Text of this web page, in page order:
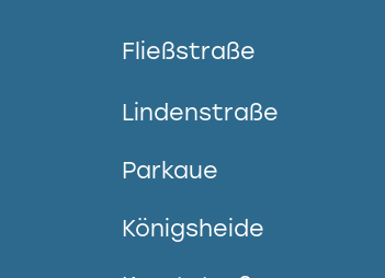
Fließstraße
Lindenstraße
Parkaue
Königsheide